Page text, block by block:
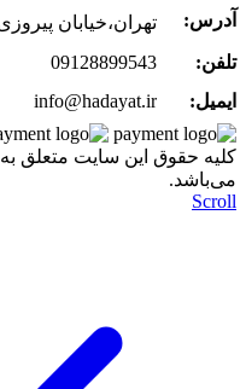
آدرس:
تهران،خیابان
تلفن:
09128899543
ایمیل:
info@hadayat.ir
کليه حقوق اين سايت متعلق به
می‌باشد.
Scroll